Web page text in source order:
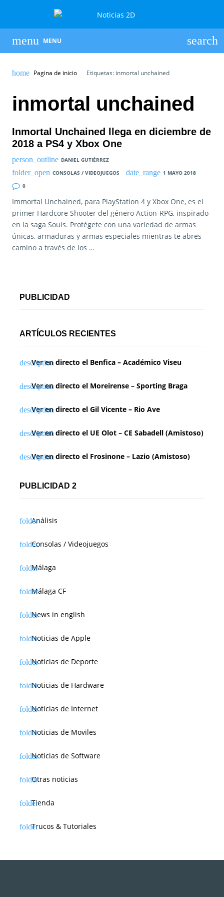
MENU
Pagina de inicio Etiquetas: inmortal unchained
inmortal unchained
Inmortal Unchained llega en diciembre de
2018 a PS4 y Xbox One
DANIEL GUTIÉRREZ
CONSOLAS / VIDEOJUEGOS
1 MAYO 2018
0
Immortal Unchained, para PlayStation 4 y Xbox One, es el
primer Hardcore Shooter del género Action-RPG, inspirado
en la saga Souls. Protégete con una variedad de armas
únicas, armaduras y armas especiales mientras te abres
camino a través de los …
PUBLICIDAD
ARTÍCULOS RECIENTES
Ver en directo el Benfica – Académico Viseu
Ver en directo el Moreirense – Sporting Braga
Ver en directo el Gil Vicente – Rio Ave
Ver en directo el UE Olot – CE Sabadell (Amistoso)
Ver en directo el Frosinone – Lazio (Amistoso)
PUBLICIDAD 2
Análisis
Consolas / Videojuegos
Málaga
Málaga CF
News in english
Noticias de Apple
Noticias de Deporte
Noticias de Hardware
Noticias de Internet
Noticias de Moviles
Noticias de Software
Otras noticias
Tienda
Trucos & Tutoriales